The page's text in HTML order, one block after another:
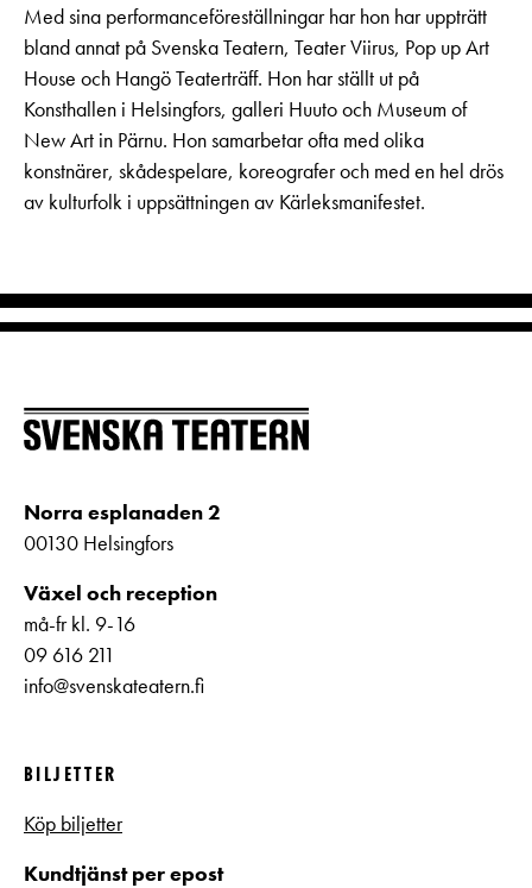
Med sina performanceföreställningar har hon har uppträtt
bland annat på Svenska Teatern, Teater Viirus, Pop up Art
House och Hangö Teaterträff. Hon har ställt ut på
Konsthallen i Helsingfors, galleri Huuto och Museum of
New Art in Pärnu. Hon samarbetar ofta med olika
konstnärer, skådespelare, koreografer och med en hel drös
av kulturfolk i uppsättningen av Kärleksmanifestet.
Norra esplanaden 2
00130 Helsingfors
Växel och reception
må-fr kl. 9-16
09 616 211
info@svenskateatern.fi
BILJETTER
Köp biljetter
Kundtjänst per epost